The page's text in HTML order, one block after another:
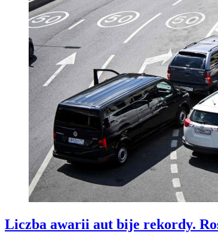
Liczba awarii aut bije rekordy.